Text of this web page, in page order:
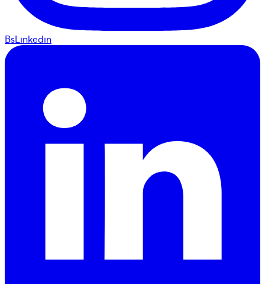
BsLinkedin